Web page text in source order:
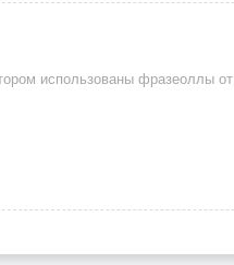
использованы фразеоллы от